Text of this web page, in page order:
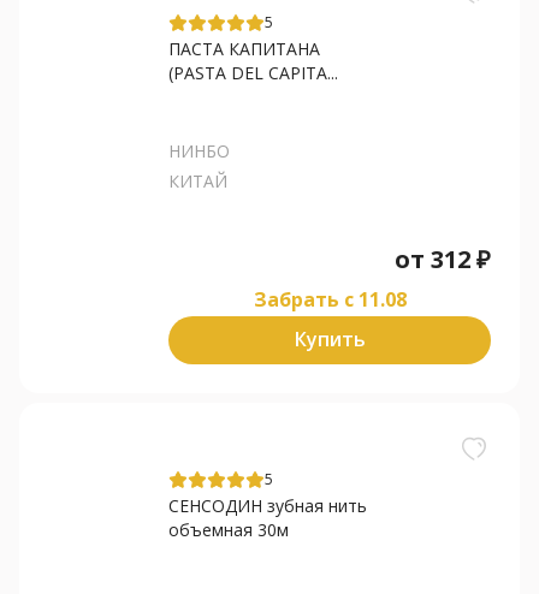
5
ПАСТА КАПИТАНА
(PASTA DEL CAPITA...
НИНБО
КИТАЙ
от 312₽
Забрать c 11.08
Купить
5
СЕНСОДИН зубная нить
объемная 30м